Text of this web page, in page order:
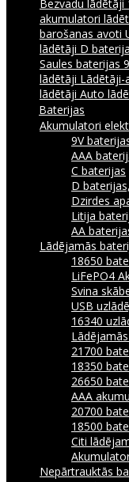
Bezvadu lādētāji
akumulatori
barošanas avoti
lādētāji D
Saules baterijas
lādētāji Lādētāji-
lādētāji Auto
Baterijas
Akumulatori
9V
AAA
C baterijas
D baterijas,
Dzirdes
Litija
AA
Lādējamās
18650
LiFePO4
Svina
USB
16340
21700
18350
26650
AAA
20700
18500
Citi
Nepārtrauktās